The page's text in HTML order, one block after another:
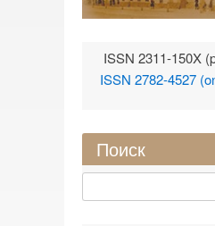
ISSN 2311-150X
ISSN 2782-4527
Поиск